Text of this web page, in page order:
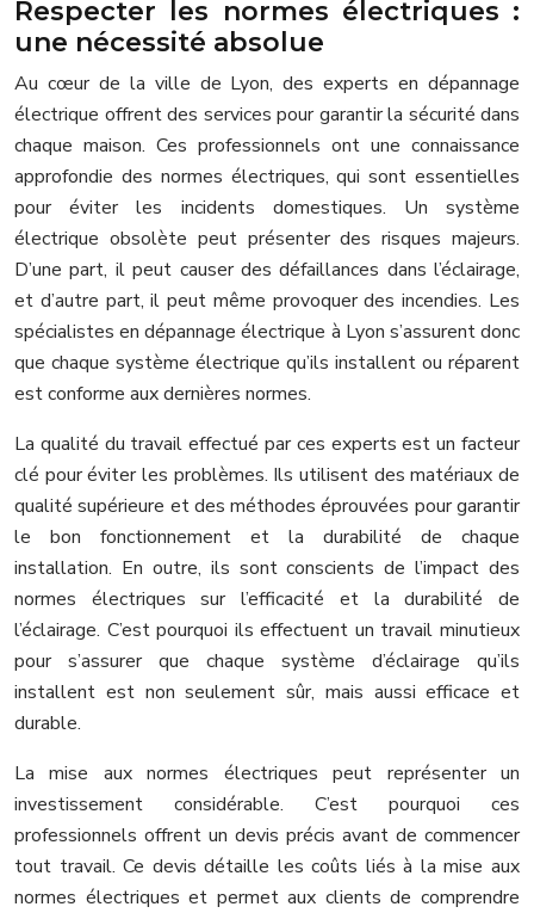
Respecter les normes électriques :
une nécessité absolue
Au cœur de la ville de Lyon, des experts en dépannage
électrique offrent des services pour garantir la sécurité dans
chaque maison. Ces professionnels ont une connaissance
approfondie des normes électriques, qui sont essentielles
pour éviter les incidents domestiques. Un système
électrique obsolète peut présenter des risques majeurs.
D’une part, il peut causer des défaillances dans l’éclairage,
et d’autre part, il peut même provoquer des incendies. Les
spécialistes en dépannage électrique à Lyon s’assurent donc
que chaque système électrique qu’ils installent ou réparent
est conforme aux dernières normes.
La qualité du travail effectué par ces experts est un facteur
clé pour éviter les problèmes. Ils utilisent des matériaux de
qualité supérieure et des méthodes éprouvées pour garantir
le bon fonctionnement et la durabilité de chaque
installation. En outre, ils sont conscients de l’impact des
normes électriques sur l’efficacité et la durabilité de
l’éclairage. C’est pourquoi ils effectuent un travail minutieux
pour s’assurer que chaque système d’éclairage qu’ils
installent est non seulement sûr, mais aussi efficace et
durable.
La mise aux normes électriques peut représenter un
investissement considérable. C’est pourquoi ces
professionnels offrent un devis précis avant de commencer
tout travail. Ce devis détaille les coûts liés à la mise aux
normes électriques et permet aux clients de comprendre